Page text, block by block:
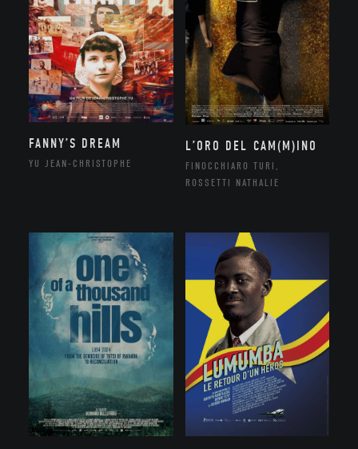
FANNY’S DREAM
YU JEAN-CHRISTOPHE
L’ORO DEL CAM(M)INO
FINOCCHIARO TURI,
ROSSETTI NATHALIE